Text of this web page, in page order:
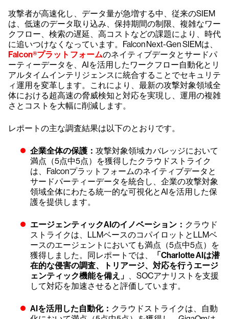
攻撃者が高速化し、データ量が急増する中、従来のSIEM
は、低速のデータ取り込み、保持期間の制限、複雑なワー
クフロー、検索の遅延、高コストなどの課題により、時代
に追いつけなくなっています。Falcon Next-Gen SIEMは、
Falcon®プラットフォームのネイティブデータとサードパ
ーティーデータを、AIを活用したワークフロー自動化とリ
アルタイムインテリジェンスに統合することでセキュリテ
ィ運用を変革します。これにより、最新の攻撃対象領域全
体における超高速の脅威検知と対応を実現し、運用の複雑
さとコストを大幅に削減します。
レポートの主な調査結果は以下のとおりです。
企業全体の保護： 攻撃対象領域カバレッジにおいて
満点（5点中5点）を獲得したクラウドストライク
は、Falconプラットフォームのネイティブデータと
サードパーティーデータを統合し、企業の攻撃対象
領域全体にわたる統一的な可視化とAIを活用した保
護を提供します。
エージェンティックAIのイノベーション： クラウド
ストライクは、LLMベースのコパイロットとLLMベ
ースのエージェントにおいても満点（5点中5点）を
獲得しました。同レポートでは、
「Charlotte AIは潜
在的な侵害の調査、トリアージ、対応を行うエージ
ェンティック機能を備え」 、SOCアナリストを支援
して対応を加速させると評価しています。
AIを活用した自動化： クラウドストライクは、自動